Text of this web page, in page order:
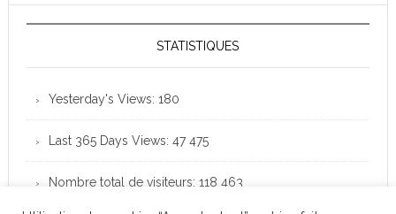
STATISTIQUES
Yesterday's Views: 180
Last 365 Days Views: 47 475
Nombre total de visiteurs: 118 463